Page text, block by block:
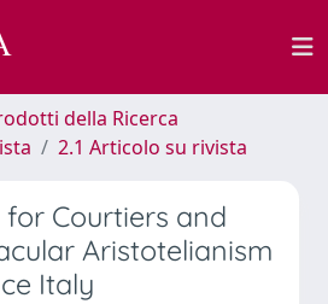
della Ricerca
2.1 Articolo su rivista
Courtiers and
Aristotelianism
Italy